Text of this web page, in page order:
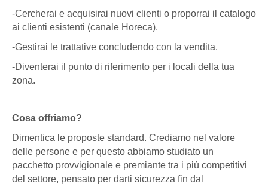
-Cercherai e acquisirai nuovi clienti o proporrai il catalogo
ai clienti esistenti (canale Horeca).
-Gestirai le trattative concludendo con la vendita.
-Diventerai il punto di riferimento per i locali della tua
zona.
Cosa offriamo?
Dimentica le proposte standard. Crediamo nel valore
delle persone e per questo abbiamo studiato un
pacchetto provvigionale e premiante tra i più competitivi
del settore, pensato per darti sicurezza fin dal